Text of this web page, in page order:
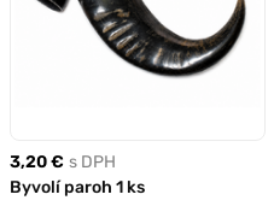
3,20 € s DPH
Byvolí paroh 1 ks